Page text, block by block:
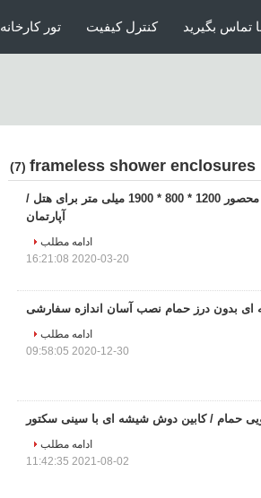
تور کارخانه کنترل کیفیت تماس بگیرید
frameless shower enclosures
(7)
درب های دوش فریم کشویی محصور 1200 * 800 * 1900 میلی متر برای هتل /
آپارتمان
ادامه مطلب
2020-03-20 16:21:08
بدون درز حمام نصب آسان اندازه سفارشی
ادامه مطلب
2020-12-30 09:58:05
حمام / کابین دوش شیشه ای با سینی سکتور
ادامه مطلب
2021-08-02 11:42:35